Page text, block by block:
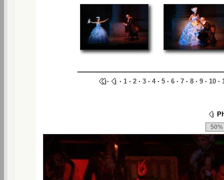
· · 1 · 2 · 3 · 4· 5 · 6 · 7 · 8 · 9 · 10 ·